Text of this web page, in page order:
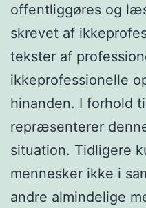
offentliggøres og
skrevet af
tekster af
ikkeprofessionelle
hinanden. I forhold
repræsenterer
situation. Tidligere
mennesker ikke i
andre almindelige